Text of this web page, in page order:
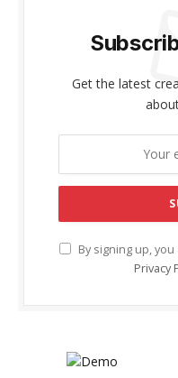
Get the latest
By signing up,
Privacy